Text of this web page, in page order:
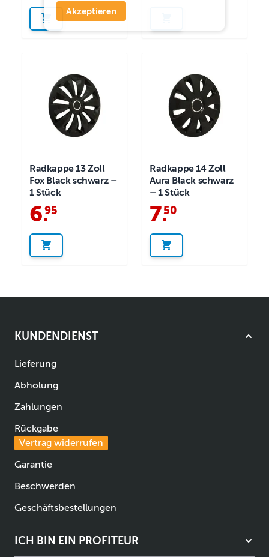
Radkappe 13 Zoll
Fox Black schwarz –
1 Stück
6.
95
Radkappe 14 Zoll
Aura Black schwarz
– 1 Stück
7.
50
KUNDENDIENST
Lieferung
Abholung
Zahlungen
Rückgabe
Vertrag widerrufen
Garantie
Beschwerden
Geschäftsbestellungen
ICH BIN EIN PROFITEUR
Akzeptieren